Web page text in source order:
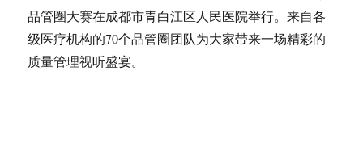
品管圈大赛在成都市青白江区人民医院举行。来自各
级医疗机构的70个品管圈团队为大家带来一场精彩的
质量管理视听盛宴。